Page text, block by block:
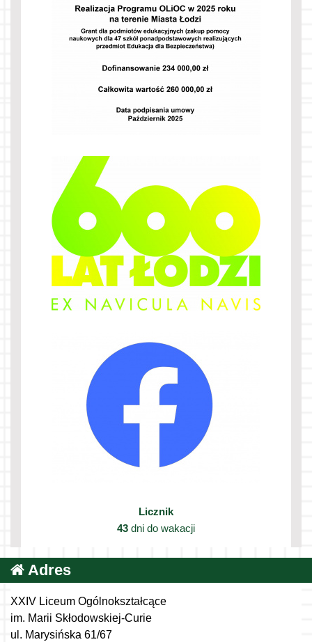
Licznik
43 dni do wakacji
Adres
XXIV Liceum Ogólnokształcące
im. Marii Skłodowskiej-Curie
ul. Marysińska 61/67